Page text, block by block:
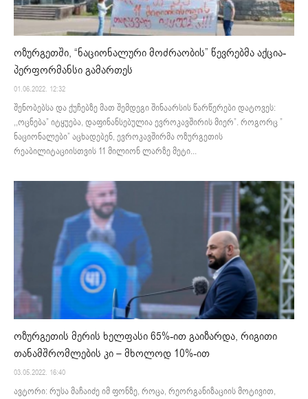
ოზურგეთში, “ნაციონალური მოძრაობის” წევრებმა აქცია-
პერფორმანსი გამართეს
01.06.2022. 12:32
შენობებსა და ქუჩებზე მათ შემდეგი შინაარსის წარწერები დატოვეს:
,,ოცნება” იტყუება, დაფინანსებულია ევროკავშირის მიერ”. როგორც ”
ნაციონალები” აცხადებენ, ევროკავშირმა ოზურგეთის
რეაბილიტაციისთვის 11 მილიონ ლარზე მეტი...
ოზურგეთის მერის ხელფასი 65%-ით გაიზარდა, რიგითი
თანამშრომლების კი – მხოლოდ 10%-ით
03.05.2022. 16:40
ავტორი: რუსა მაჩაიძე იმ ფონზე, როცა, რეორგანიზაციის მოტივით,